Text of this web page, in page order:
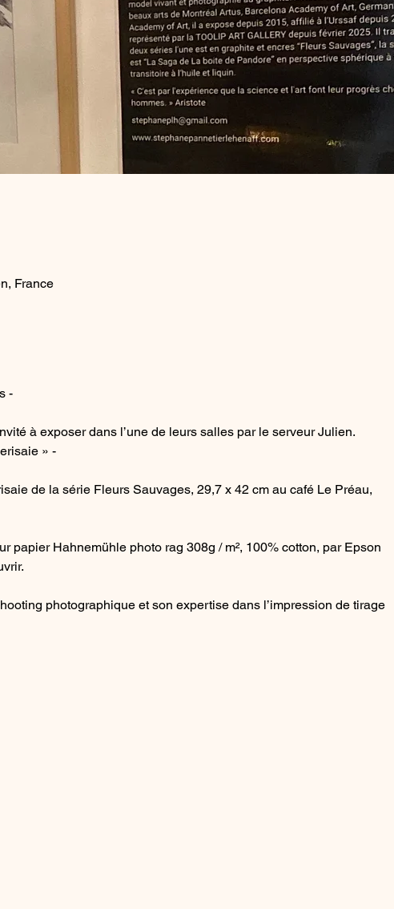
France
-
à exposer dans l’une de leurs salles par le serveur Julien.
» -
de la série Fleurs Sauvages, 29,7 x 42 cm au café Le Préau,
papier Hahnemühle photo rag 308g / m², 100% cotton, par Epson
photographique et son expertise dans l’impression de tirage